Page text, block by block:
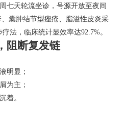
七天轮流坐诊，号源开放至夜间
囊肿结节型痤疮、脂溢性皮炎采
法，临床统计显效率达92.7%。
阻断复发链
明显；
为主；
着。